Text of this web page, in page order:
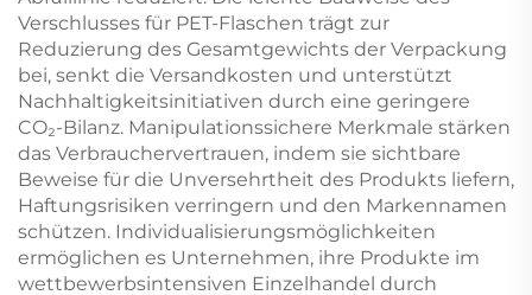
Verschlusses für PET-Flaschen trägt zur
Reduzierung des Gesamtgewichts der Verpackung
bei, senkt die Versandkosten und unterstützt
Nachhaltigkeitsinitiativen durch eine geringere
CO₂-Bilanz. Manipulationssichere Merkmale stärken
das Verbrauchervertrauen, indem sie sichtbare
Beweise für die Unversehrtheit des Produkts liefern,
Haftungsrisiken verringern und den Markennamen
schützen. Individualisierungsmöglichkeiten
ermöglichen es Unternehmen, ihre Produkte im
wettbewerbsintensiven Einzelhandel durch